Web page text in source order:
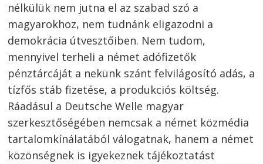
nélkülük nem jutna el az szabad szó a
magyarokhoz, nem tudnánk eligazodni a
demokrácia útvesztőiben. Nem tudom,
mennyivel terheli a német adófizetők
pénztárcáját a nekünk szánt felvilágosító adás, a
tízfős stáb fizetése, a produkciós költség.
Ráadásul a Deutsche Welle magyar
szerkesztőségében nemcsak a német közmédia
tartalomkínálatából válogatnak, hanem a német
közönségnek is igyekeznek tájékoztatást